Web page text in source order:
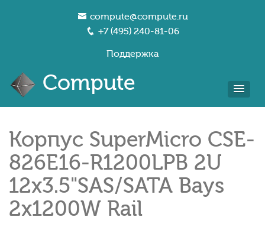
compute@compute.ru
+7 (495) 240-81-06
Поддержка
Compute
Корпус SuperMicro CSE-
826E16-R1200LPB 2U
12x3.5"SAS/SATA Bays
2x1200W Rail